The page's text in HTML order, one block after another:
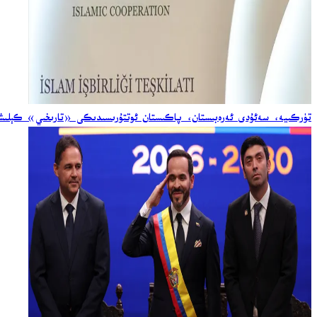
تۈركىيە، سەئۇدى ئەرەبىستان، پاكىستان ئوتتۇرىسىدىكى «تارىخىي»